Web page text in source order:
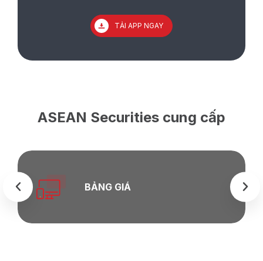
TẢI APP NGAY
ASEAN Securities cung cấp
BẢNG GIÁ